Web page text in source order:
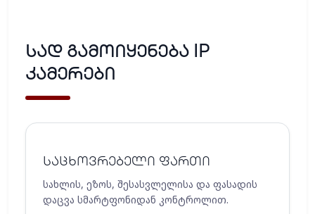
სად გამოიყენება IP
კამერები
საცხოვრებელი ფართი
სახლის, ეზოს, შესასვლელისა და ფასადის
დაცვა სმარტფონიდან კონტროლით.